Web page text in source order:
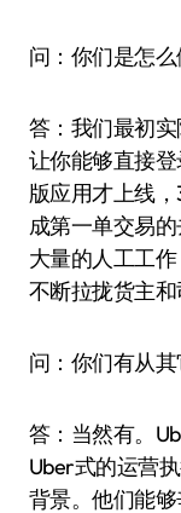
问：你们是怎
答：我们最初
让你能够直接
版应用才上线
成第一单交易
大量的人工工
不断拉拢货主和
问：你们有从
答：当然有。
Uber式的运营
背景。他们能